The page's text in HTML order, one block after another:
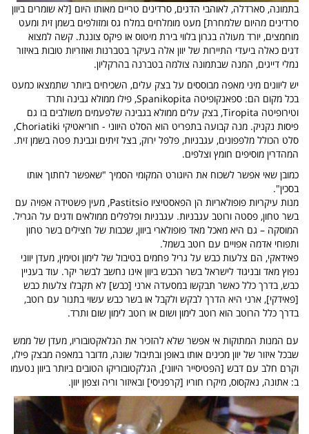
בתמונה, סארדלה, לאוהבי הדגים, סרדינים טריים מאותו היום [לא שומרים ביוון
סרדינים מהיום שלמחרת] מעט מומלחים במלח גס ומזולפים בשמן זית ומעט
מוחמצים, יורד מעולה בגרון בלווי בירת מיטוס או פיקס צוננת. קשה למצוא
דגים כאלה ביעדי התיירות של יוון אלה בעיקר בטברנות ואוזריות טובות באיזור
נמלי דייגים, המנה שבתמונה צולמה בטברנה בהרקליון.
יש ליוונים מיני מאפה מבוססים על בצק עלים, השכיחים ביותר שתמצאו כמעט
בכל מקום הם: ספאנקופיטה Spanikopita, פילו ממולא גבינה ותרד
וטירופיטה Tiropita, בצק עלים ממולא בגבינה שלפעמים משולבים בו גם
פיסות נקניק. מנה קבועה בתפריט הוא הסלט היווני - חוריאטיקי Choriatiki,
סלט הכולל מלפפונים, עגבניות, פלפל ירוק, בצל זיתים וגבינת פטה בשמן זית.
המהדרין מוסיפים חומץ וצלפים.
כמובן שאי אפשר לשכוח את היוגורט המקומי הסמיך "שאפשר לחתוך אותו
בסכין".
מנות עיקריות פופולאריות הן הפאסטיציו Pastitsio, מעין פשטידה אפויה עם
בשר טחון, פסטה ורוטב עגבניות. עגבניות ופלפלים ממולאים ודגים על הגריל.
המוסקה – גם היא מאכל מאד פופולארי ביוון, שכבות של חצילים בשר טחון
ותפוחי אדמה אפויים עם רוטב בשמל.
פאידאקי, הם צלעות כבש על גריל פחמים בטיבול של לימון וטימין, מעדן יווני
נפוץ מאד ובניגוד לישראל בשר הכבש ביוון אינו נחשב לבשר יקר. עוד בעניין
כבש, בדרך כלל כאשר תבקשו במסעדה ארני [כבש] לא תקבלו צלעות כבש
[פאידקי], ארני היא הדרך לבקש ולקבל או בשר כבש עשוי בתנור עם רוטב,
בדרך כלל הרוטב הוא רוטב לימון ושום או רוטב לימון שום ותרד.
עם המנות המתוקות אי אפשר שלא להזכיר את הגלאקטובוריו, מעדן של ממש
שבכל איזור של יוון מכינים אותו באופן ובתיבול שונה, מדובר במאפה מבצק פילו,
וקרם חלב עם דבש [הפטיסייר היווני], הגלקטובוריקו הטובים ביותר ביוון נטעמו
ב: אתונה, נאקסוס, מיקרו חוריו [קרפניסי] ובאיזור וריה וצפון יוון.